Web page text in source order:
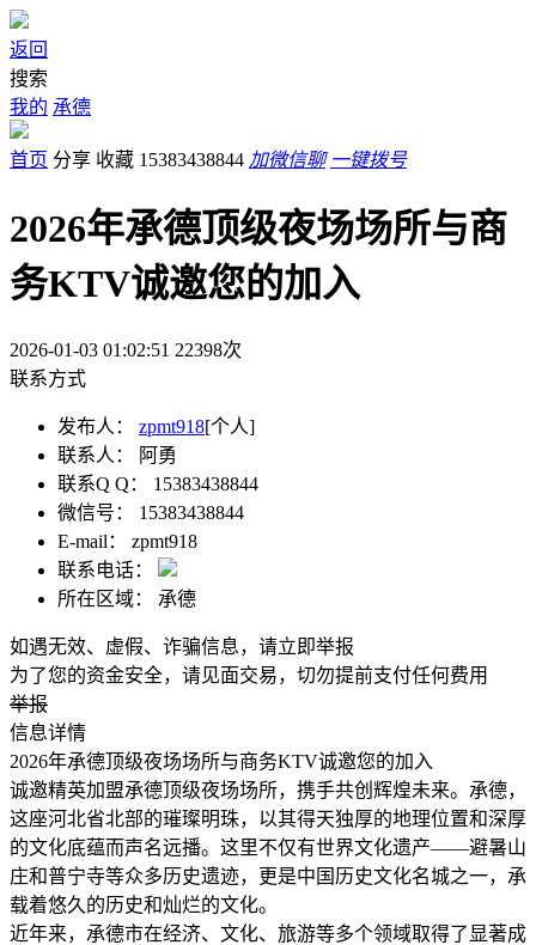
返回
搜索
我的 承德
首页 分享 收藏 15383438844 加微信聊 一键拨号
2026年承德顶级夜场场所与商
务KTV诚邀您的加入
2026-01-03 01:02:51 22398次
联系方式
发布人： zpmt918[个人]
联系人：
阿勇
联系Q Q：
15383438844
微信号：
15383438844
E-mail：
zpmt918
联系电话：
所在区域：
承德
如遇无效、虚假、诈骗信息，请立即举报
为了您的资金安全，请见面交易，切勿提前支付任何费用
举报
信息详情
2026年承德顶级夜场场所与商务KTV诚邀您的加入
诚邀精英加盟承德顶级夜场场所，携手共创辉煌未来。承德，
这座河北省北部的璀璨明珠，以其得天独厚的地理位置和深厚
的文化底蕴而声名远播。这里不仅有世界文化遗产——避暑山
庄和普宁寺等众多历史遗迹，更是中国历史文化名城之一，承
载着悠久的历史和灿烂的文化。
近年来，承德市在经济、文化、旅游等多个领域取得了显著成